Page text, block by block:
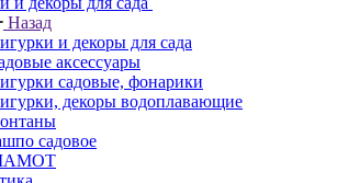
Назад
и декоры для сада
аксессуары
садовые, фонарики
декоры водоплавающие
садовое